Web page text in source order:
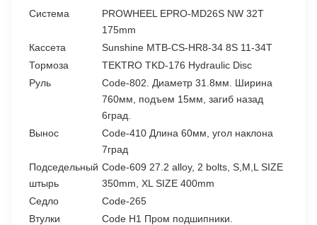
Система
PROWHEEL EPRO-MD26S NW 32T
175mm
Кассета
Sunshine MTB-CS-HR8-34 8S 11-34T
Тормоза
TEKTRO TKD-176 Hydraulic Disc
Руль
Code-802. Диаметр 31.8мм. Ширина
760мм, подъем 15мм, загиб назад
6град.
Вынос
Code-410 Длина 60мм, угол наклона
7град
Подседельный
штырь
Code-609 27.2 аlloy, 2 bolts, S,M,L SIZE
350mm, XL SIZE 400mm
Седло
Code-265
Втулки
Code H1 Пром подшипники.